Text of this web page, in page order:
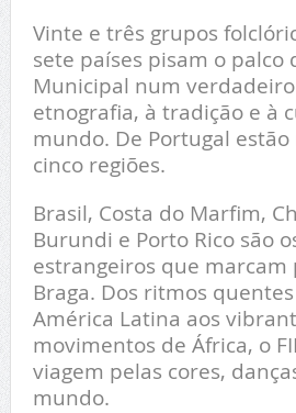
Vinte e três grupos
sete países pisam o palco
Municipal num
etnografia, à tradição e à
mundo. De Portugal
cinco regiões.
Brasil, Costa do Marfim,
Burundi e Porto Rico são
estrangeiros que marcam
Braga. Dos ritmos
América Latina aos
movimentos de África, o
viagem pelas cores,
mundo.